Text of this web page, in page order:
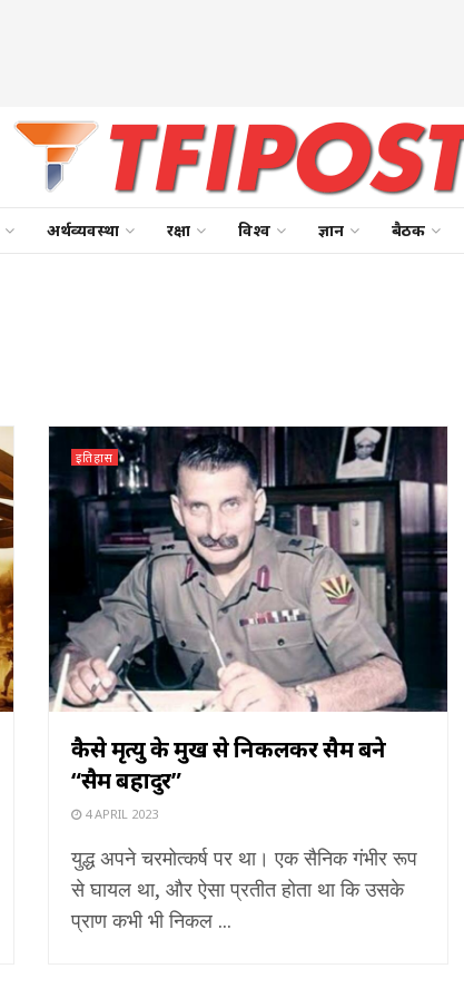
अर्थव्यवस्था रक्षा विश्व ज्ञान बैठक
इतिहास
कैसे मृत्यु के मुख से निकलकर सैम बने
“सैम बहादुर”
4 APRIL 2023
युद्ध अपने चरमोत्कर्ष पर था। एक सैनिक गंभीर रूप
से घायल था, और ऐसा प्रतीत होता था कि उसके
प्राण कभी भी निकल ...